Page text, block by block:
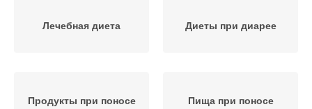
Лечебная диета Диеты при диарее
Продукты при поносе Пища при поносе